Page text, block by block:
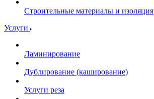
Строительные материалы и изоляция
Услуги
Ламинирование
Дублирование (каширование)
Услуги реза